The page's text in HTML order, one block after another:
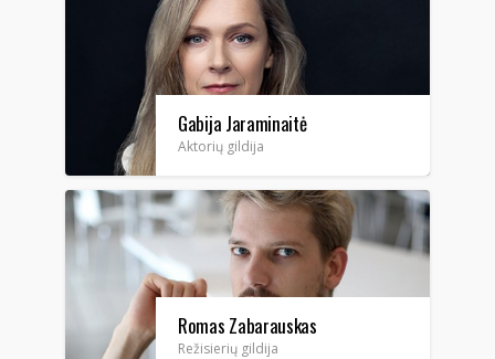
Gabija Jaraminaitė
Aktorių gildija
Romas Zabarauskas
Režisierių gildija